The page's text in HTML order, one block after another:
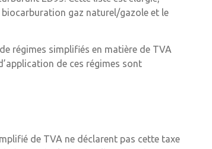
biocarburation gaz naturel/gazole et le
régimes simplifiés en matière de TVA
de ces régimes sont
de TVA ne déclarent pas cette taxe